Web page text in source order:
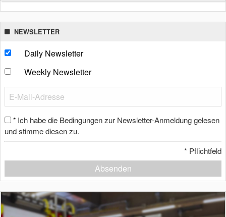
NEWSLETTER
Daily Newsletter
Weekly Newsletter
* Ich habe die Bedingungen zur Newsletter-Anmeldung gelesen
und stimme diesen zu.
* Pflichtfeld
Absenden